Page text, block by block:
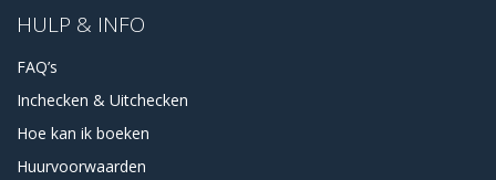
HULP & INFO
FAQ’s
Inchecken & Uitchecken
Hoe kan ik boeken
Huurvoorwaarden